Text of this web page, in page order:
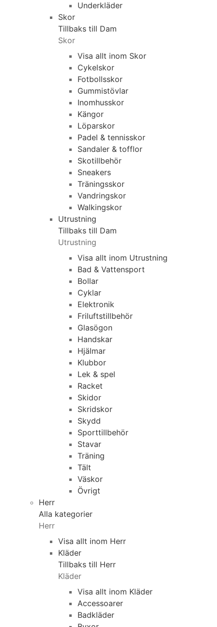
Underkläder
Skor
Tillbaks till Dam
Skor
Visa allt inom Skor
Cykelskor
Fotbollsskor
Gummistövlar
Inomhusskor
Kängor
Löparskor
Padel & tennisskor
Sandaler & tofflor
Skotillbehör
Sneakers
Träningsskor
Vandringskor
Walkingskor
Utrustning
Tillbaks till Dam
Utrustning
Visa allt inom Utrustning
Bad & Vattensport
Bollar
Cyklar
Elektronik
Friluftstillbehör
Glasögon
Handskar
Hjälmar
Klubbor
Lek & spel
Racket
Skidor
Skridskor
Skydd
Sporttillbehör
Stavar
Träning
Tält
Väskor
Övrigt
Herr
Alla kategorier
Herr
Visa allt inom Herr
Kläder
Tillbaks till Herr
Kläder
Visa allt inom Kläder
Accessoarer
Badkläder